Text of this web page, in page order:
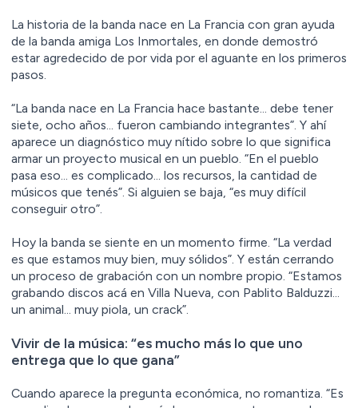
La historia de la banda nace en La Francia con gran ayuda
de la banda amiga Los Inmortales, en donde demostró
estar agredecido de por vida por el aguante en los primeros
pasos.
“La banda nace en La Francia hace bastante… debe tener
siete, ocho años… fueron cambiando integrantes”. Y ahí
aparece un diagnóstico muy nítido sobre lo que significa
armar un proyecto musical en un pueblo. “En el pueblo
pasa eso… es complicado… los recursos, la cantidad de
músicos que tenés”. Si alguien se baja, “es muy difícil
conseguir otro”.
Hoy la banda se siente en un momento firme. “La verdad
es que estamos muy bien, muy sólidos”. Y están cerrando
un proceso de grabación con un nombre propio. “Estamos
grabando discos acá en Villa Nueva, con Pablito Balduzzi…
un animal… muy piola, un crack”.
Vivir de la música: “es mucho más lo que uno
entrega que lo que gana”
Cuando aparece la pregunta económica, no romantiza. “Es